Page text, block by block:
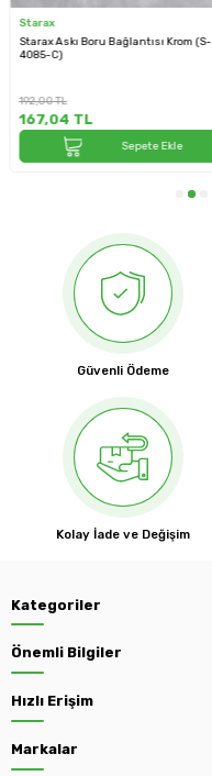
Starax
Starax Askı Boru Bağlantısı Krom (S-
4085-C)
192,00TL
167,04 TL
Sepete Ekle
Güvenli Ödeme
Kolay İade ve Değişim
Kategoriler
Önemli Bilgiler
Hızlı Erişim
Markalar